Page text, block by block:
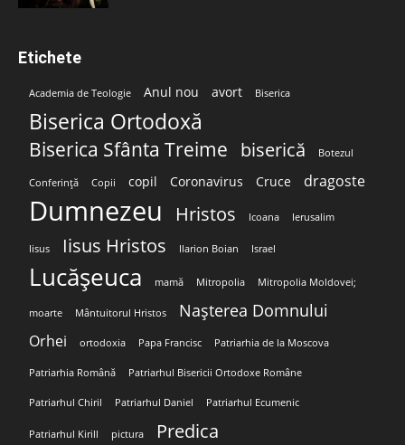
Etichete
Academia de Teologie Anul nou avort Biserica
Biserica Ortodoxă
Biserica Sfânta Treime biserică Botezul
Conferință Copii copil Coronavirus Cruce dragoste
Dumnezeu Hristos Icoana Ierusalim
Iisus Iisus Hristos Ilarion Boian Israel
Lucășeuca mamă Mitropolia Mitropolia Moldovei;
moarte Mântuitorul Hristos Nașterea Domnului
Orhei ortodoxia Papa Francisc Patriarhia de la Moscova
Patriarhia Română Patriarhul Bisericii Ortodoxe Române
Patriarhul Chiril Patriarhul Daniel Patriarhul Ecumenic
Patriarhul Kirill pictura Predica